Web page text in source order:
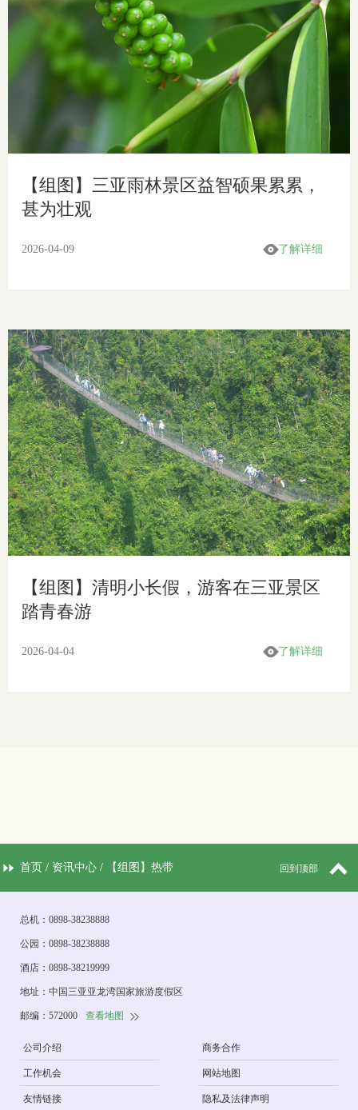
【组图】三亚雨林景区益智硕果累累，
甚为壮观
2026-04-09 了解详细
【组图】清明小长假，游客在三亚景区
踏青春游
2026-04-04 了解详细
首页 / 资讯中心 / 【组图】热带
森林旅游区“天涯物语、拾光
里”影视拍摄基地试营业
回到顶部
总机：0898-38238888
公园：0898-38238888
酒店：0898-38219999
地址：中国三亚亚龙湾国家旅游度假区
邮编：572000 查看地图
公司介绍 商务合作
工作机会 网站地图
友情链接 隐私及法律声明